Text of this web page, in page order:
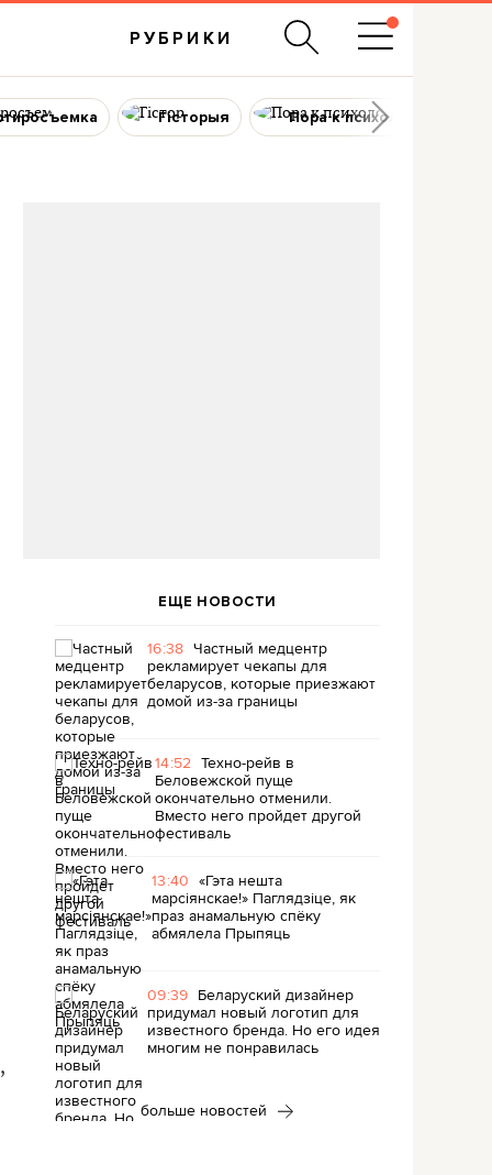
РУБРИКИ
Гісторыя Пора к психологу
ЕЩЕ НОВОСТИ
16:38 Частный медцентр
рекламирует чекапы для
беларусов, которые приезжают
домой из-за границы
14:52 Техно-рейв в
Беловежской пуще
окончательно отменили.
Вместо него пройдет другой
фестиваль
13:40 «Гэта нешта
марсіянскае!» Паглядзіце, як
праз анамальную спёку
абмялела Прыпяць
09:39 Беларуский дизайнер
придумал новый логотип для
известного бренда. Но его идея
многим не понравилась
больше новостей